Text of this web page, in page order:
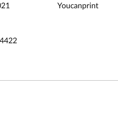
Youcanprint